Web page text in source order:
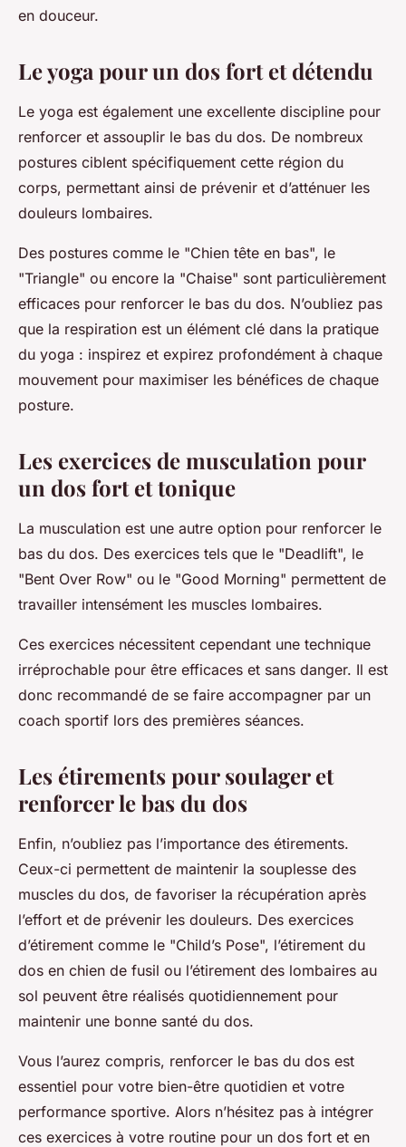
en douceur.
Le yoga pour un dos fort et détendu
Le yoga est également une excellente discipline pour
renforcer et assouplir le bas du dos. De nombreux
postures ciblent spécifiquement cette région du
corps, permettant ainsi de prévenir et d’atténuer les
douleurs lombaires.
Des postures comme le "Chien tête en bas", le
"Triangle" ou encore la "Chaise" sont particulièrement
efficaces pour renforcer le bas du dos. N’oubliez pas
que la respiration est un élément clé dans la pratique
du yoga : inspirez et expirez profondément à chaque
mouvement pour maximiser les bénéfices de chaque
posture.
Les exercices de musculation pour
un dos fort et tonique
La musculation est une autre option pour renforcer le
bas du dos. Des exercices tels que le "Deadlift", le
"Bent Over Row" ou le "Good Morning" permettent de
travailler intensément les muscles lombaires.
Ces exercices nécessitent cependant une technique
irréprochable pour être efficaces et sans danger. Il est
donc recommandé de se faire accompagner par un
coach sportif lors des premières séances.
Les étirements pour soulager et
renforcer le bas du dos
Enfin, n’oubliez pas l’importance des étirements.
Ceux-ci permettent de maintenir la souplesse des
muscles du dos, de favoriser la récupération après
l’effort et de prévenir les douleurs. Des exercices
d’étirement comme le "Child’s Pose", l’étirement du
dos en chien de fusil ou l’étirement des lombaires au
sol peuvent être réalisés quotidiennement pour
maintenir une bonne santé du dos.
Vous l’aurez compris, renforcer le bas du dos est
essentiel pour votre bien-être quotidien et votre
performance sportive. Alors n’hésitez pas à intégrer
ces exercices à votre routine pour un dos fort et en